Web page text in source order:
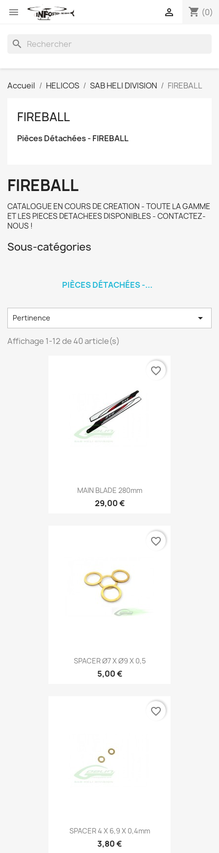
 shopping_cart (0)

search
Accueil HELICOS SAB HELI DIVISION FIREBALL
FIREBALL
Pièces Détachées - FIREBALL
FIREBALL
CATALOGUE EN COURS DE CREATION - TOUTE LA GAMME
ET LES PIECES DETACHEES DISPONIBLES - CONTACTEZ-
NOUS !
Sous-catégories
PIÈCES DÉTACHÉES -...
Pertinence 
Affichage 1-12 de 40 article(s)
MAIN BLADE 280mm
29,00 €
favorite_border
SPACER Ø7 X Ø9 X 0,5
5,00 €
favorite_border
SPACER 4 X 6,9 X 0,4mm
3,80 €
favorite_border